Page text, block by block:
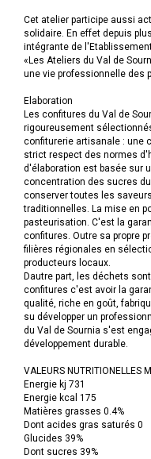
Cet atelier participe aussi
solidaire. En effet depuis
intégrante de
«Les Ateliers du Val de
une vie professionnelle des
Elaboration
Les confitures du Val de
rigoureusement
confiturerie artisanale : une
strict respect des normes
d'élaboration est basée sur
concentration des sucres
conserver toutes les
traditionnelles. La mise en
pasteurisation. C'est la
confitures. Outre sa propre
filières régionales en
producteurs locaux.
Dautre part, les déchets
confitures c'est avoir la
qualité, riche en goût,
su développer un
du Val de Sournia s'est
développement durable.
VALEURS NUTRITIONELLES
Energie kj 731
Energie kcal 175
Matières grasses 0.4%
Dont acides gras saturés 0
Glucides 39%
Dont sucres 39%